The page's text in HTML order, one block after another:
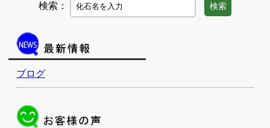
検索： 検索
ブログ